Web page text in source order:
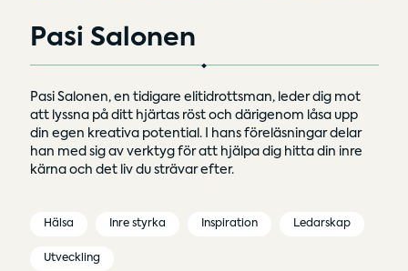
Pasi Salonen
Pasi Salonen, en tidigare elitidrottsman, leder dig mot
att lyssna på ditt hjärtas röst och därigenom låsa upp
din egen kreativa potential. I hans föreläsningar delar
han med sig av verktyg för att hjälpa dig hitta din inre
kärna och det liv du strävar efter.
Hälsa Inre styrka Inspiration Ledarskap
Utveckling